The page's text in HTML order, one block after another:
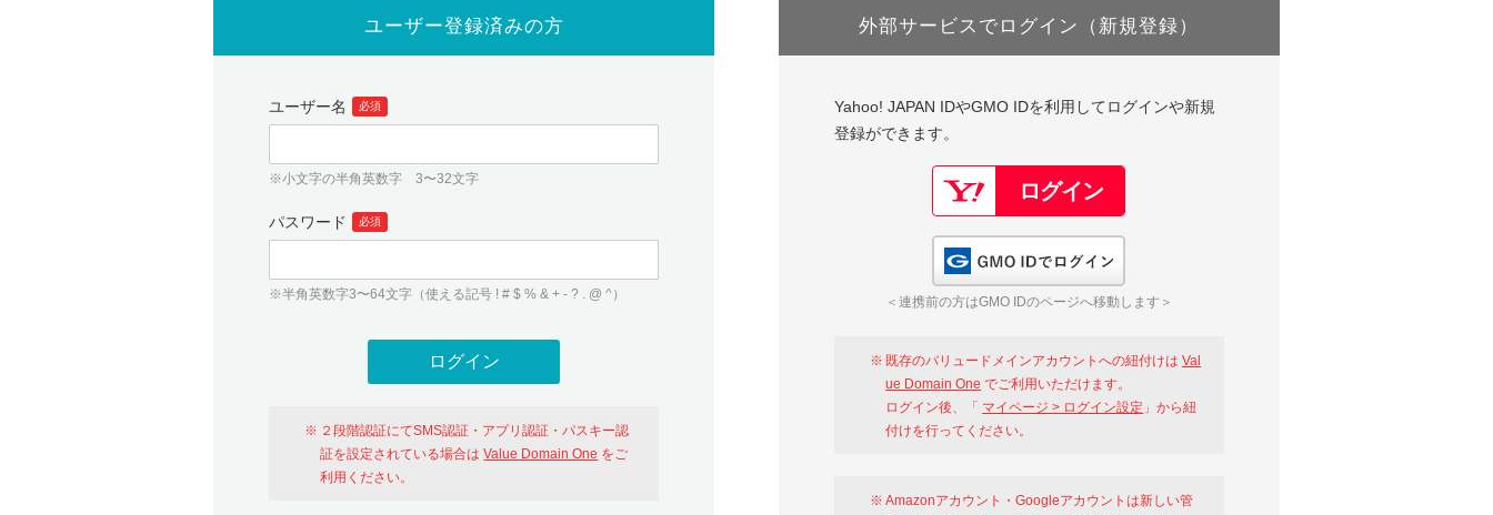
ユーザー登録済みの方
ユーザー名 必須
※小文字の半角英数字 3〜32文字
パスワード 必須
※半角英数字3〜64文字（使える記号 ! # $ % & + - ? . @ ^）
２段階認証にてSMS認証・アプリ認証・パスキー認
証を設定されている場合はValue Domain One をご
利用ください。
外部サービスでログイン（新規登録）
Yahoo! JAPAN IDやGMO IDを利用してログインや新規
登録ができます。
＜連携前の方はGMO IDのページへ移動します＞
既存のバリュードメインアカウントへの紐付けはVal
ue Domain One でご利用いただけます。
ログイン後、「 マイページ > ログイン設定 」から紐
付けを行ってください。
Amazonアカウント・Googleアカウントは新しい管